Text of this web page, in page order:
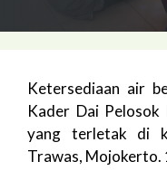
Ketersediaan air
Kader Dai
yang terletak di
Trawas,